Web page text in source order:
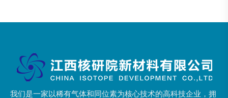
我们是一家以稀有气体和同位素为核心技术的高科技企业，拥